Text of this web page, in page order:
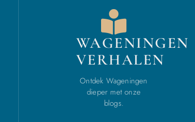
WAGENINGEN
VERHALEN
Ontdek Wageningen
dieper met onze
blogs.